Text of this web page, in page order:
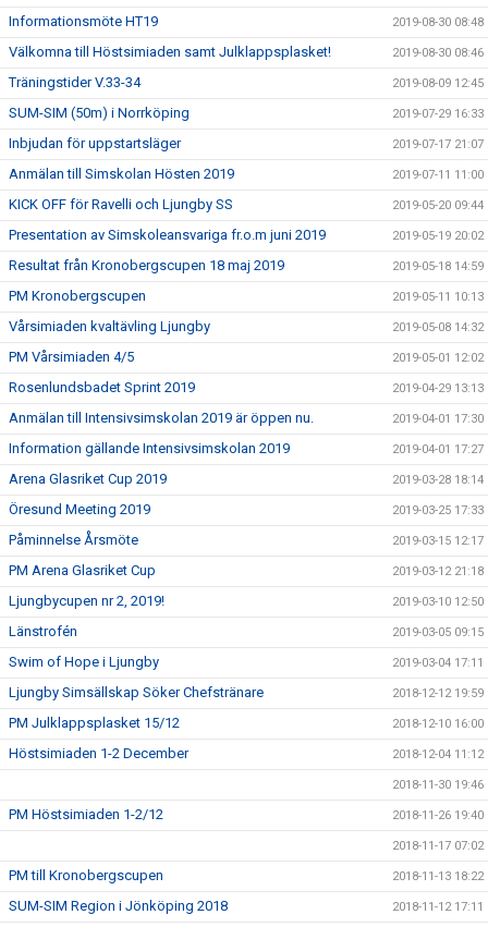
Informationsmöte HT19 2019-08-30 08:48
Välkomna till Höstsimiaden samt Julklappsplasket! 2019-08-30 08:46
Träningstider V.33-34 2019-08-09 12:45
SUM-SIM (50m) i Norrköping 2019-07-29 16:33
Inbjudan för uppstartsläger 2019-07-17 21:07
Anmälan till Simskolan Hösten 2019 2019-07-11 11:00
KICK OFF för Ravelli och Ljungby SS 2019-05-20 09:44
Presentation av Simskoleansvariga fr.o.m juni 2019 2019-05-19 20:02
Resultat från Kronobergscupen 18 maj 2019 2019-05-18 14:59
PM Kronobergscupen 2019-05-11 10:13
Vårsimiaden kvaltävling Ljungby 2019-05-08 14:32
PM Vårsimiaden 4/5 2019-05-01 12:02
Rosenlundsbadet Sprint 2019 2019-04-29 13:13
Anmälan till Intensivsimskolan 2019 är öppen nu. 2019-04-01 17:30
Information gällande Intensivsimskolan 2019 2019-04-01 17:27
Arena Glasriket Cup 2019 2019-03-28 18:14
Öresund Meeting 2019 2019-03-25 17:33
Påminnelse Årsmöte 2019-03-15 12:17
PM Arena Glasriket Cup 2019-03-12 21:18
Ljungbycupen nr 2, 2019! 2019-03-10 12:50
Länstrofén 2019-03-05 09:15
Swim of Hope i Ljungby 2019-03-04 17:11
Ljungby Simsällskap Söker Chefstränare 2018-12-12 19:59
PM Julklappsplasket 15/12 2018-12-10 16:00
Höstsimiaden 1-2 December 2018-12-04 11:12
2018-11-30 19:46
PM Höstsimiaden 1-2/12 2018-11-26 19:40
2018-11-17 07:02
PM till Kronobergscupen 2018-11-13 18:22
SUM-SIM Region i Jönköping 2018 2018-11-12 17:11